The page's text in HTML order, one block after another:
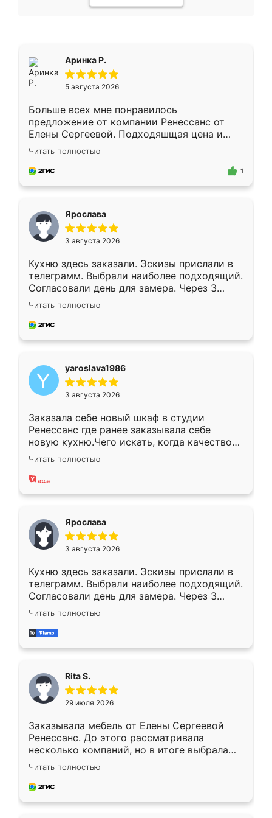
Аринка Р.
5 августа 2026
Больше всех мне понравилось
предложение от компании Ренессанс от
Елены Сергеевой. Подходяшщая цена и
короткие сроки изготовления. Приехавший
для замера сотрудник Владислав
предложил по моему эскизу самый
Читать полностью
1
Ярослава
3 августа 2026
Кухню здесь заказали. Эскизы прислали в
телеграмм. Выбрали наиболее подходящий.
Согласовали день для замера. Через 3
недели кухня была уже готова. Остались
довольны работой. Спасибо Ренессанс
мебель за качественную работу!
Читать полностью
yaroslava1986
3 августа 2026
Заказала себе новый шкаф в студии
Ренессанс где ранее заказывала себе
новую кухню.Чего искать, когда качеством
вполне довольна. Служит кухня уже почти
два года, нареканий нет.
Читать полностью
Ярослава
3 августа 2026
Кухню здесь заказали. Эскизы прислали в
телеграмм. Выбрали наиболее подходящий.
Согласовали день для замера. Через 3
недели кухня была уже готова. Остались
довольны работой. Спасибо Ренессанс
мебель за качественную работу!
Читать полностью
Rita S.
29 июля 2026
Заказывала мебель от Елены Сергеевой
Ренессанс. До этого рассматривала
несколько компаний, но в итоге выбрала
эту. Сначала обговорили условия, потом
приехал замерщик, всё спокойно объяснил
и снял размеры. Изготовили в срок, с
Читать полностью